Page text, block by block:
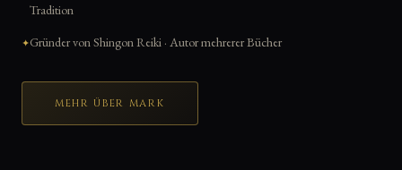
Tradition
Gründer von Shingon Reiki · Autor mehrerer Bücher
MEHR ÜBER MARK